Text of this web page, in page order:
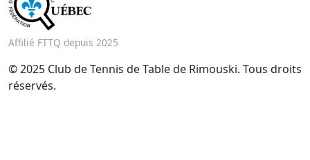
Affilié FTTQ depuis 2025
© 2025 Club de Tennis de Table de Rimouski. Tous droits
réservés.